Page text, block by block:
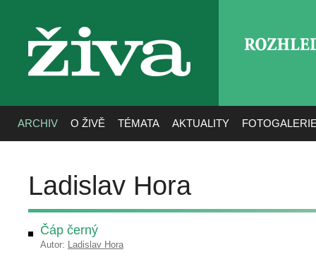
živa
ARCHIV O ŽIVĚ TÉMATA AKTUALITY
Ladislav Hora
Čáp černý
Autor: Ladislav Hora